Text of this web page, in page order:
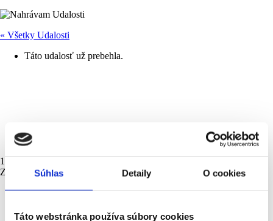
Súhlas Detaily O cookies
Táto webstránka používa súbory cookies
« Všetky Udalosti
Táto udalosť už prebehla.
mešťanosta Košíc
17. mája 2023 @ 17:00
Zdarma
«Igor Ďurišin 1947 – 2021: Umelec bez hraníc / Grenzenloser
Umenie s VSG nestarne – pohodová komentovaná prehliadka